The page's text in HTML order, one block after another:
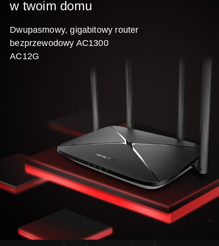
w twoim domu
Dwupasmowy, gigabitowy router
bezprzewodowy AC1300
AC12G